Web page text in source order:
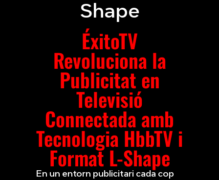
Shape
ÉxitoTV
Revoluciona la
Publicitat en
Televisió
Connectada amb
Tecnologia HbbTV i
Format L-Shape
En un entorn publicitari cada cop